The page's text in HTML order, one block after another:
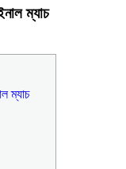
ম্যাচ
ম্যাচ